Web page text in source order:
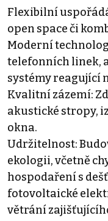
Flexibilní
open space či
Moderní
telefonních linek,
systémy reagující
Kvalitní zázemí:
akustické stropy,
okna.
Udržitelnost:
ekologii, včetně
hospodaření s
fotovoltaické
větrání